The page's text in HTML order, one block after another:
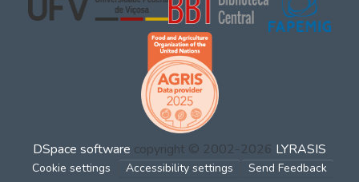
DSpace software copyright © 2002-2026 LYRASIS
Cookie settings Accessibility settings Send Feedback